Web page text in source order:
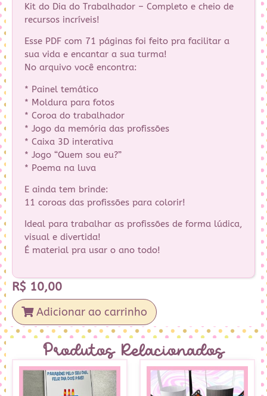
Kit do Dia do Trabalhador – Completo e cheio de
recursos incríveis!
Esse PDF com 71 páginas foi feito pra facilitar a
sua vida e encantar a sua turma!
No arquivo você encontra:
* Painel temático
* Moldura para fotos
* Coroa do trabalhador
* Jogo da memória das profissões
* Caixa 3D interativa
* Jogo “Quem sou eu?”
* Poema na luva
E ainda tem brinde:
11 coroas das profissões para colorir!
Ideal para trabalhar as profissões de forma lúdica,
visual e divertida!
É material pra usar o ano todo!
R$ 10,00
Adicionar ao carrinho
Produtos Relacionados